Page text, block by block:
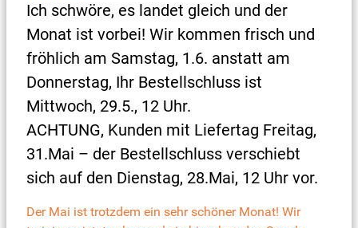
Ich schwöre, es landet gleich und der
Monat ist vorbei! Wir kommen frisch und
fröhlich am Samstag, 1.6. anstatt am
Donnerstag, Ihr Bestellschluss ist
Mittwoch, 29.5., 12 Uhr.
ACHTUNG, Kunden mit Liefertag Freitag,
31.Mai – der Bestellschluss verschiebt
sich auf den Dienstag, 28.Mai, 12 Uhr vor.
Der Mai ist trotzdem ein sehr schöner Monat! Wir